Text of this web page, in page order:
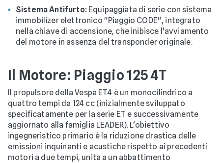
Sistema Antifurto:Equipaggiata di serie con sistema
immobilizer elettronico "Piaggio CODE", integrato
nella chiave di accensione, che inibisce l'avviamento
del motore in assenza del transponder originale.
Il Motore: Piaggio 125 4T
Il propulsore della Vespa ET4 è un monocilindrico a
quattro tempi da 124 cc (inizialmente sviluppato
specificatamente per la serie ET e successivamente
aggiornato alla famiglia LEADER). L'obiettivo
ingegneristico primario è la riduzione drastica delle
emissioni inquinanti e acustiche rispetto ai precedenti
motori a due tempi, unita a un abbattimento